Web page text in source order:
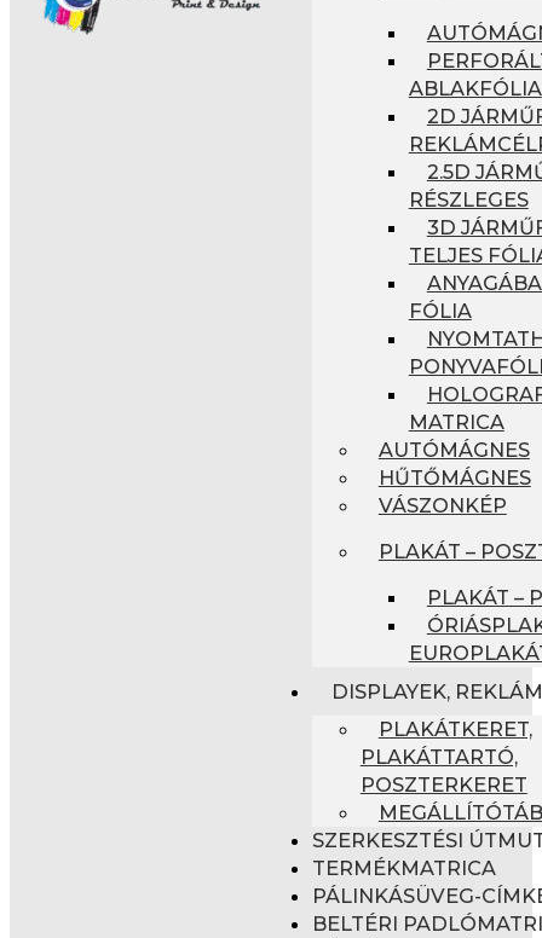
ABLAKFÓLIA
2D
2.5D
RÉSZLEGES
3D
TELJES
FÓLIA
MATRICA
AUTÓMÁGNES
HŰTŐMÁGNES
VÁSZONKÉP
PLAKÁT –
PLAKÁT –
DISPLAYEK,
PLAKÁTKERET,
PLAKÁTTARTÓ,
POSZTERKERET
SZERKESZTÉSI
TERMÉKMATRICA
PÁLINKÁSÜVEG-
BELTÉRI